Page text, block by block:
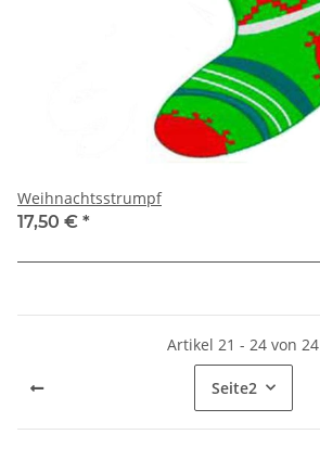
Weihnachtsstrumpf
17,50 € *
Artikel 21 - 24 von 24
Seite2